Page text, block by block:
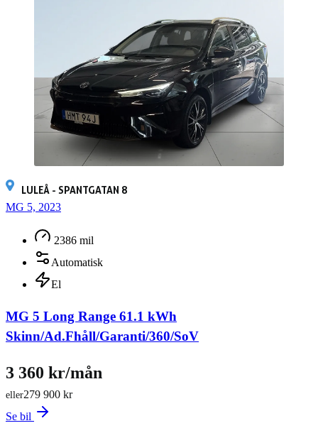
LULEÅ - SPANTGATAN 8
MG 5, 2023
2386 mil
Automatisk
El
MG 5 Long Range 61.1 kWh
Skinn/Ad.Fhåll/Garanti/360/SoV
279 900 kr
eller
3 360 kr/mån
Se bil